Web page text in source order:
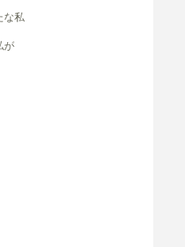
な私
が